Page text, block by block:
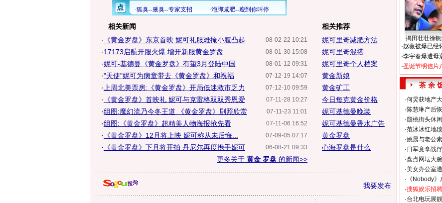
相关新闻
08-02-22 10:21
· 《黄金罗盘》东京首映 妮可礼服难掩小腹凸起
08-01-30 15:08
·17173启航开服火爆 增开新服黄金罗盘
08-01-12 09:31
·妮可-基德曼《黄金罗盘》有望3月登陆中国
07-12-19 14:07
·"天使"妮可为病童带去《黄金罗盘》和祝福
07-12-10 09:59
· 上周北美票房:《黄金罗盘》开局低迷救市乏力
07-11-28 10:27
· 《黄金罗盘》首映礼 妮可与克雷格双双秀恩爱
07-11-23 11:01
·组图:魔幻流乃今冬王道 《黄金罗盘》剧照欣赏
07-11-06 16:52
·组图:《黄金罗盘》超精美人物海报抢先看
07-09-05 07:17
· 《黄金罗盘》12月将上映 妮可称从未后悔...
06-08-21 09:33
·
《黄金罗盘》下月将开拍 丹尼尔再度携手妮可
更多关于 黄金 罗盘 的新闻>>
相关推荐
妮可里奇减肥方法
妮可里奇混搭
妮可里奇个人档案
黄金新娘
黄金矿工
今日每克黄金价格
妮可基德曼晚装
妮可基德曼香水广告
黄金罗盘
心海罗盘是什么
我要发布
揭田壮壮徐帆
·赵薇被爆已经
·李宇春爆遭母
·圣诞节明信片
茶 余
·何炅获地产
·陈慧琳产后
·殷桃街头休
·范冰冰红地
·姚晨与老公
· 日军竟拿战
·盘点网坛大
·美女办公室
· 《Nobody
·搜狐娱乐招
·台北电玩展